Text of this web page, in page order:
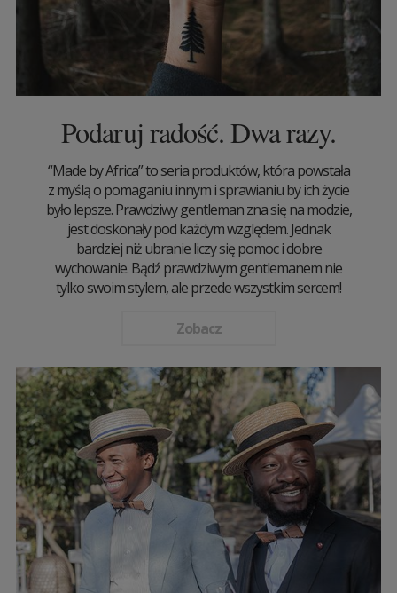
Podaruj radość. Dwa razy.
“Made by Africa” to seria produktów, która powstała
z myślą o pomaganiu innym i sprawianiu by ich życie
było lepsze. Prawdziwy gentleman zna się na modzie,
jest doskonały pod każdym względem. Jednak
bardziej niż ubranie liczy się pomoc i dobre
wychowanie. Bądź prawdziwym gentlemanem nie
tylko swoim stylem, ale przede wszystkim sercem!
Zobacz